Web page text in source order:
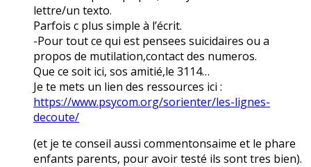
lettre/un texto.
Parfois c plus simple à l’écrit.
-Pour tout ce qui est pensees suicidaires ou a
propos de mutilation,contact des numeros.
Que ce soit ici, sos amitié,le 3114…
Je te mets un lien des ressources ici :
https://www.psycom.org/sorienter/les-lignes-
decoute/
(et je te conseil aussi commentonsaime et le phare
enfants parents, pour avoir testé ils sont tres bien).